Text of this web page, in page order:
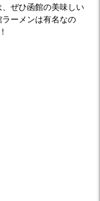
ぜひ函館の美味しい
ーメンは有名なの